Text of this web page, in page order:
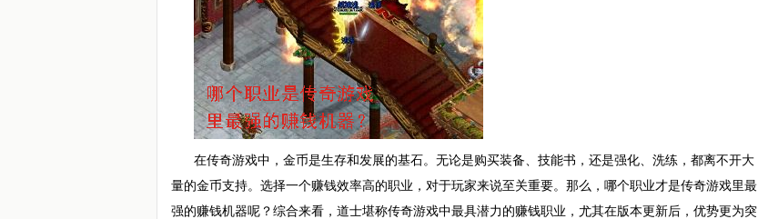
在传奇游戏中，金币是生存和发展的基石。无论是购买装备、技能书，还是强化、洗练，都离不开大
量的金币支持。选择一个赚钱效率高的职业，对于玩家来说至关重要。那么，哪个职业才是传奇游戏里最
强的赚钱机器呢？综合来看，道士堪称传奇游戏中最具潜力的赚钱职业，尤其在版本更新后，优势更为突